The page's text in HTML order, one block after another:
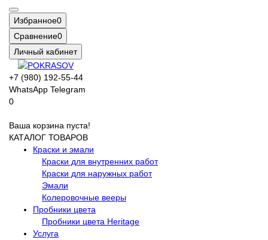
Избранное0
Сравнение0
Личный кабинет
+7 (980) 192-55-44
WhatsApp Telegram
0
Ваша корзина пуста!
КАТАЛОГ ТОВАРОВ
Краски и эмали
Краски для внутренних работ
Краски для наружных работ
Эмали
Колеровочные вееры
Пробники цвета
Пробники цвета Heritage
Услуга